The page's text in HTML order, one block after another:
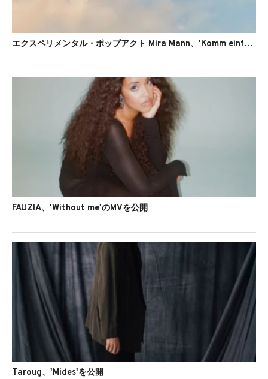
エクスペリメンタル・ポップアクト Mira Mann、'Komm einfach'のMVを公開
FAUZIA、'Without me'のMVを公開
Taroug、'Mides'を公開